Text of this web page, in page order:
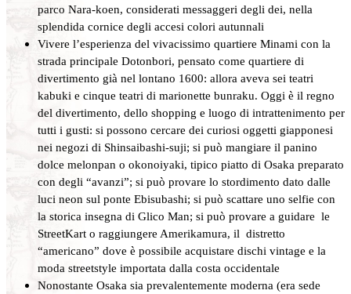
parco Nara-koen, considerati messaggeri degli dei, nella
splendida cornice degli accesi colori autunnali
Vivere l’esperienza del vivacissimo quartiere Minami con la
strada principale Dotonbori, pensato come quartiere di
divertimento già nel lontano 1600: allora aveva sei teatri
kabuki e cinque teatri di marionette bunraku. Oggi è il regno
del divertimento, dello shopping e luogo di intrattenimento per
tutti i gusti: si possono cercare dei curiosi oggetti giapponesi
nei negozi di Shinsaibashi-suji; si può mangiare il panino
dolce melonpan o okonoiyaki, tipico piatto di Osaka preparato
con degli “avanzi”; si può provare lo stordimento dato dalle
luci neon sul ponte Ebisubashi; si può scattare uno selfie con
la storica insegna di Glico Man; si può provare a guidare le
StreetKart o raggiungere Amerikamura, il distretto
“americano” dove è possibile acquistare dischi vintage e la
moda streetstyle importata dalla costa occidentale
Nonostante Osaka sia prevalentemente moderna (era sede